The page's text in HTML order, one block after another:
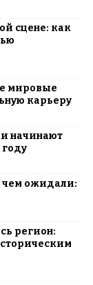
сцене: как
мировые
карьеру
начинают
чем ожидали:
регион: